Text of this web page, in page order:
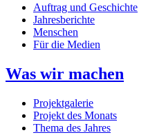
Auftrag und Geschichte
Jahresberichte
Menschen
Für die Medien
Was wir machen
Projektgalerie
Projekt des Monats
Thema des Jahres